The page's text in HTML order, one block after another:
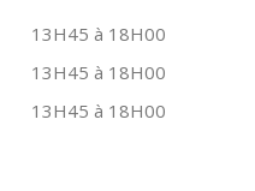
13H45 à 18H00
13H45 à 18H00
13H45 à 18H00